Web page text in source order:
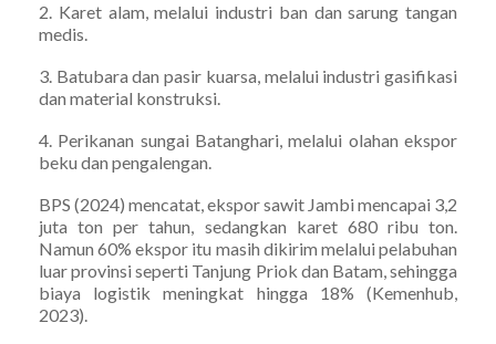
2. Karet alam, melalui industri ban dan sarung tangan
medis.
3. Batubara dan pasir kuarsa, melalui industri gasifikasi
dan material konstruksi.
4. Perikanan sungai Batanghari, melalui olahan ekspor
beku dan pengalengan.
BPS (2024) mencatat, ekspor sawit Jambi mencapai 3,2
juta ton per tahun, sedangkan karet 680 ribu ton.
Namun 60% ekspor itu masih dikirim melalui pelabuhan
luar provinsi seperti Tanjung Priok dan Batam, sehingga
biaya logistik meningkat hingga 18% (Kemenhub,
2023).